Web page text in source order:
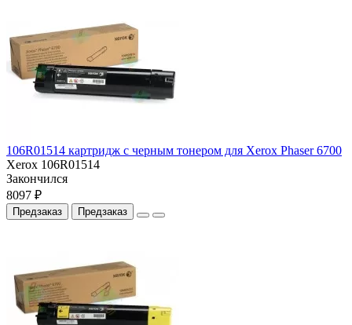
106R01514 картридж с черным тонером для Xerox Phaser 6700
Xerox 106R01514
Закончился
8097 ₽
Предзаказ Предзаказ